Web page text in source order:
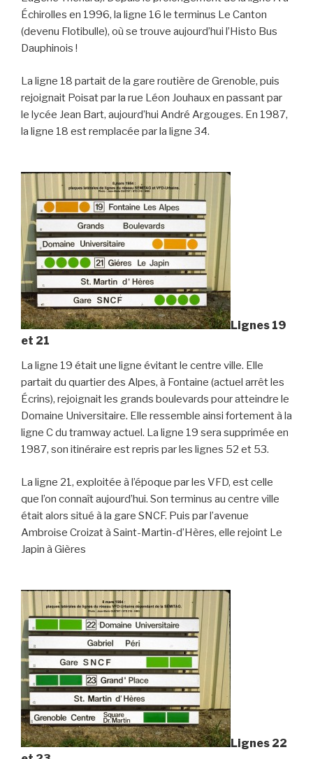
Échirolles en 1996, la ligne 16 le terminus Le Canton
(devenu Flotibulle), où se trouve aujourd’hui l’Histo Bus
Dauphinois !
La ligne 18 partait de la gare routière de Grenoble, puis
rejoignait Poisat par la rue Léon Jouhaux en passant par
le lycée Jean Bart, aujourd’hui André Argouges. En 1987,
la ligne 18 est remplacée par la ligne 34.
Lignes 19
et 21
La ligne 19 était une ligne évitant le centre ville. Elle
partait du quartier des Alpes, à Fontaine (actuel arrêt les
Écrins), rejoignait les grands boulevards pour atteindre le
Domaine Universitaire. Elle ressemble ainsi fortement à la
ligne C du tramway actuel. La ligne 19 sera supprimée en
1987, son itinéraire est repris par les lignes 52 et 53.
La ligne 21, exploitée à l’époque par les VFD, est celle
que l’on connaît aujourd’hui. Son terminus au centre ville
était alors situé à la gare SNCF. Puis par l’avenue
Ambroise Croizat à Saint-Martin-d’Hères, elle rejoint Le
Japin à Gières
Lignes 22